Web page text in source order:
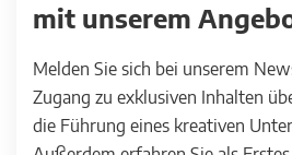
mit unserem
Melden Sie sich bei unserem
Zugang zu exklusiven Inhalten
die Führung eines kreativen